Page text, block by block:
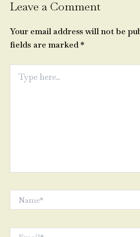
Leave a Comment
Your email address will not be
fields are marked*
here..